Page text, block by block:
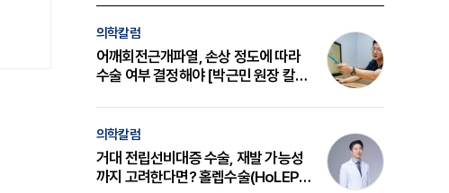
의학칼럼
어깨회전근개파열, 손상 정도에 따라
수술 여부 결정해야 [박근민 원장 칼
의학칼럼
거대 전립선비대증 수술, 재발 가능성
까지 고려한다면? 홀렙수술(HoLEP)